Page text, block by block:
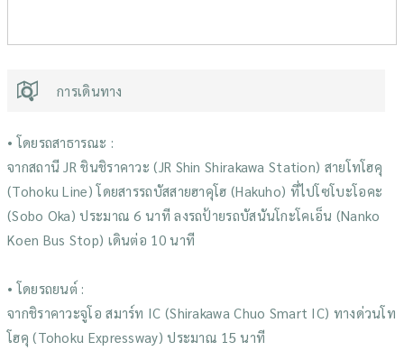
การเดินทาง
• โดยรถสาธารณะ :
จากสถานี JR ชินชิราคาวะ (JR Shin Shirakawa Station) สายโทโฮคุ
(Tohoku Line) โดยสารรถบัสสายฮาคุโฮ (Hakuho) ที่ไปโซโบะโอคะ
(Sobo Oka) ประมาณ 6 นาที ลงรถป้ายรถบัสนันโกะโคเอ็น (Nanko
Koen Bus Stop) เดินต่อ 10 นาที
• โดยรถยนต์ :
จากชิราคาวะจูโอ สมาร์ท IC (Shirakawa Chuo Smart IC) ทางด่วนโท
โฮคุ (Tohoku Expressway) ประมาณ 15 นาที